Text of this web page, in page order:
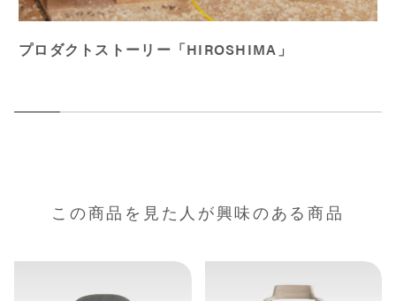
HIROSHIMAアームチェアの制作工程
この商品を見た人が興味のある商品